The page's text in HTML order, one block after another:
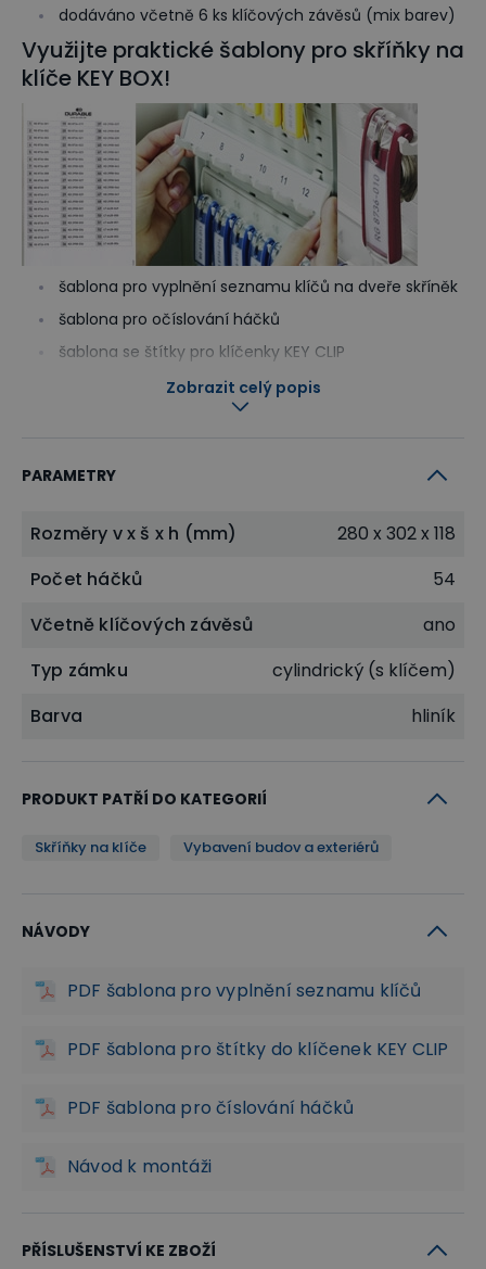
dodáváno včetně 6 ks klíčových závěsů (mix barev)
Využijte praktické šablony pro skříňky na
klíče KEY BOX!
šablona pro vyplnění seznamu klíčů na dveře skříněk
šablona pro očíslování háčků
šablona se štítky pro klíčenky KEY CLIP
Šablony jsou ve formátu .pdf a obsahují přesně
Zobrazit celý popis
PARAMETRY
Rozměry v x š x h (mm)
280 x 302 x 118
Počet háčků
54
Včetně klíčových závěsů
ano
Typ zámku
cylindrický (s klíčem)
Barva
hliník
PRODUKT PATŘÍ DO KATEGORIÍ
Skříňky na klíče Vybavení budov a exteriérů
NÁVODY
PDF šablona pro vyplnění seznamu klíčů
PDF šablona pro štítky do klíčenek KEY CLIP
PDF šablona pro číslování háčků
Návod k montáži
PŘÍSLUŠENSTVÍ KE ZBOŽÍ